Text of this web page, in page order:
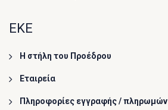
ΕΚΕ
Η στήλη του Προέδρου
Εταιρεία
Πληροφορίες εγγραφής / πληρωμών